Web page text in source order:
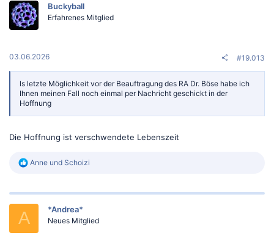
Buckyball
Erfahrenes Mitglied
03.06.2026 #19.013
ls letzte Möglichkeit vor der Beauftragung des RA Dr. Böse habe ich
Ihnen meinen Fall noch einmal per Nachricht geschickt in der
Hoffnung
Die Hoffnung ist verschwendete Lebenszeit
R
k
o
Anne und Schoizi
A *Andrea*
Neues Mitglied